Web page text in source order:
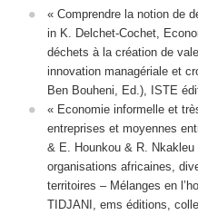
« Comprendre la notion de
in K. Delchet-Cochet,
déchets à la création de
innovation managériale et
Ben Bouheni, Ed.), ISTE
« Economie informelle et
entreprises et moyennes
& E. Hounkou & R.
organisations africaines,
territoires – Mélanges en
TIDJANI, ems éditions,